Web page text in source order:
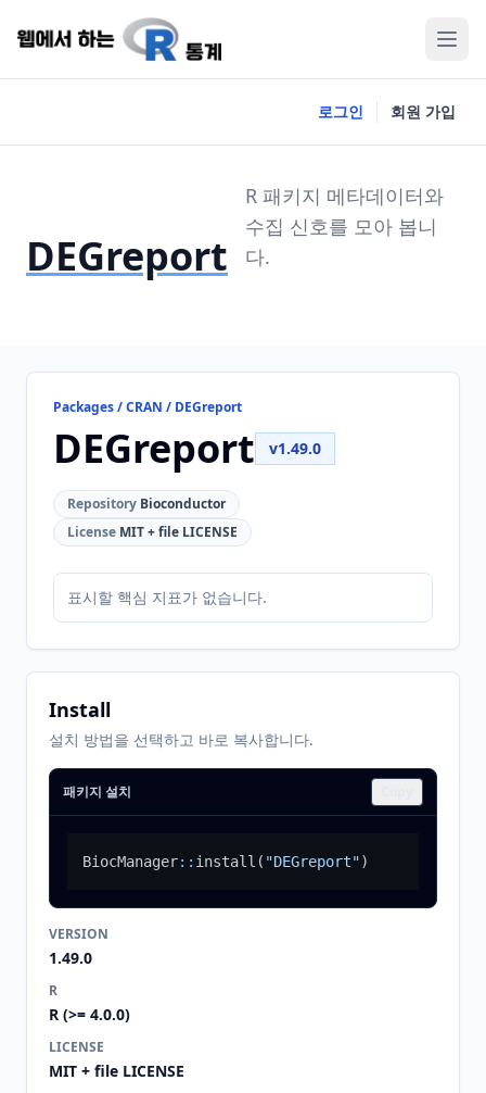
로그인 회원 가입
DEGreport
R 패키지 메타데이터와
수집 신호를 모아 봅니
다.
Packages / CRAN / DEGreport
DEGreport v1.49.0
Repository Bioconductor
License MIT + file LICENSE
표시할 핵심 지표가 없습니다.
Install
설치 방법을 선택하고 바로 복사합니다.
패키지 설치
BiocManager:: install ( "DEGreport")
VERSION
1.49.0
R
R (>= 4.0.0)
LICENSE
MIT + file LICENSE